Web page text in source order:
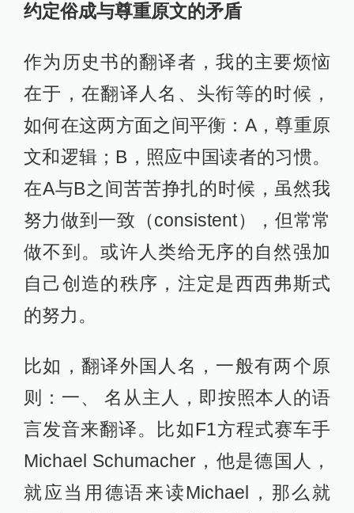
约定俗成与尊重原文的矛盾
作为历史书的翻译者，我的主要烦恼
在于，在翻译人名、头衔等的时候，
如何在这两方面之间平衡：A，尊重原
文和逻辑；B，照应中国读者的习惯。
在A与B之间苦苦挣扎的时候，虽然我
努力做到一致（consistent），但常常
做不到。或许人类给无序的自然强加
自己创造的秩序，注定是西西弗斯式
的努力。
比如，翻译外国人名，一般有两个原
则：一、 名从主人，即按照本人的语
言发音来翻译。比如F1方程式赛车手
Michael Schumacher，他是德国人，
就应当用德语来读Michael，那么就